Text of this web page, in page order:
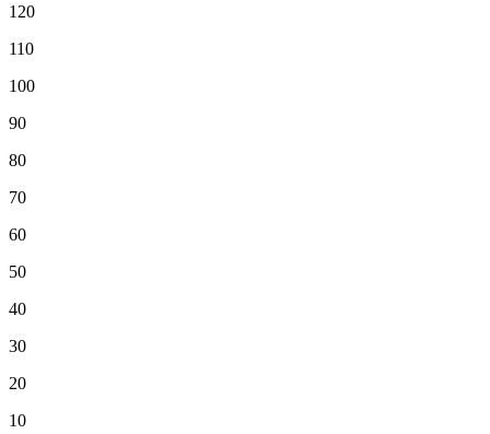
120
110
100
90
80
70
60
50
40
30
20
10